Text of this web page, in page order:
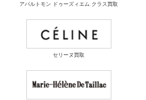
アパルトモン ドゥーズィエム クラス買取
セリーヌ買取